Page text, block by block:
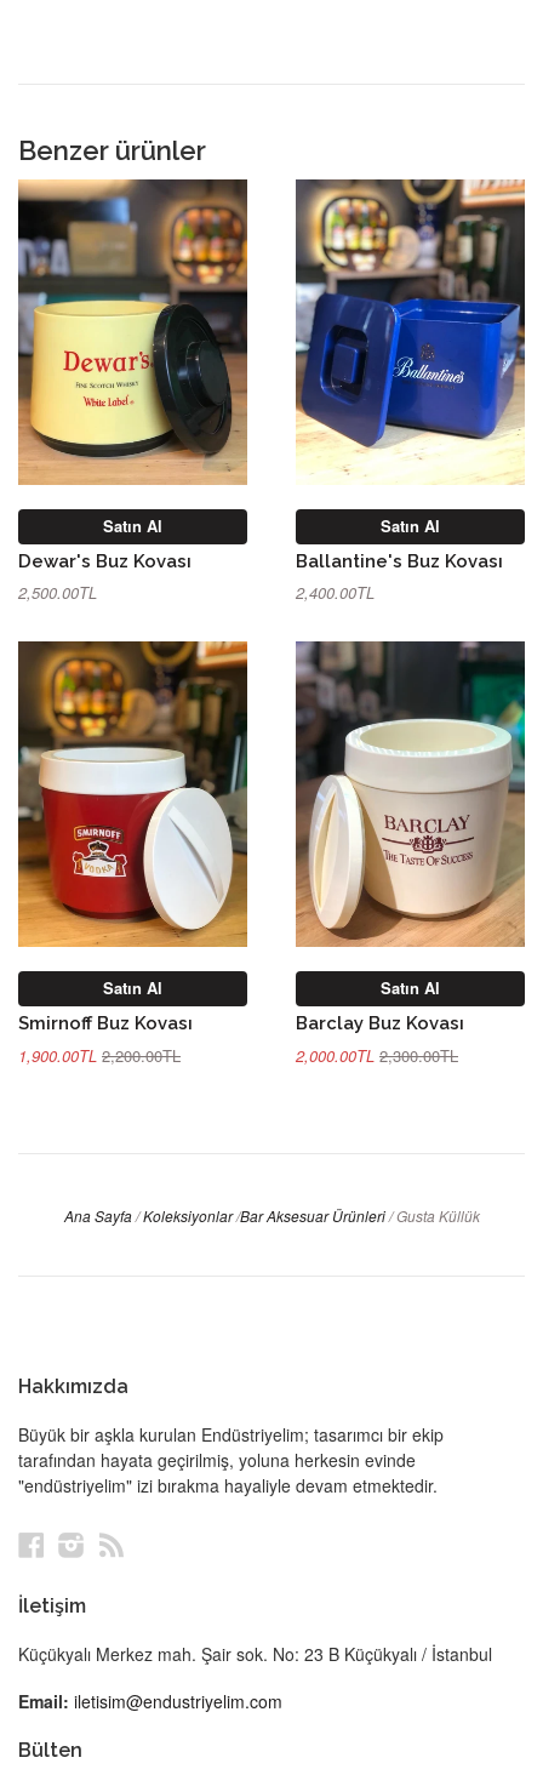
Benzer ürünler
Satın Al
Dewar's Buz Kovası
2,500.00TL
Satın Al
Ballantine's Buz Kovası
2,400.00TL
Satın Al
Smirnoff Buz Kovası
1,900.00TL 2,200.00TL
Satın Al
Barclay Buz Kovası
2,000.00TL 2,300.00TL
Ana Sayfa / Koleksiyonlar /Bar Aksesuar Ürünleri / Gusta Küllük
Hakkımızda
Büyük bir aşkla kurulan Endüstriyelim; tasarımcı bir ekip
tarafından hayata geçirilmiş, yoluna herkesin evinde
"endüstriyelim" izi bırakma hayaliyle devam etmektedir.
FacebookInstagram
İletişim
Küçükyalı Merkez mah. Şair sok. No: 23 B Küçükyalı / İstanbul
Email: iletisim@endustriyelim.com
Bülten